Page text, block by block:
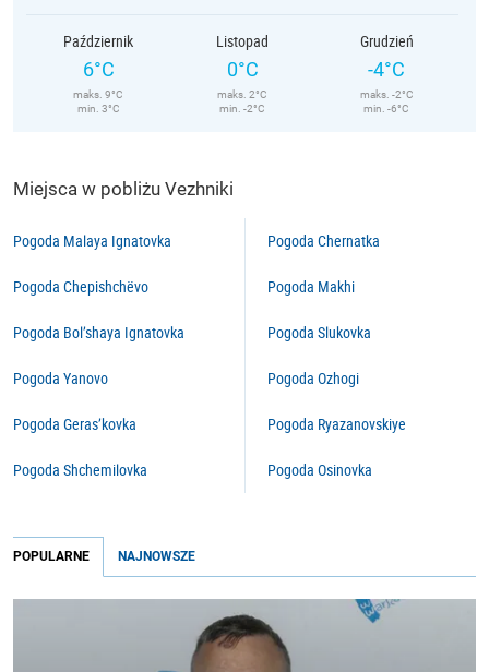
Październik
6°C
maks. 9°C
min. 3°C
Listopad
0°C
maks. 2°C
min. -2°C
Grudzień
-4°C
maks. -2°C
min. -6°C
Miejsca w pobliżu Vezhniki
Pogoda Malaya Ignatovka
Pogoda Chepishchëvo
Pogoda Bol’shaya Ignatovka
Pogoda Yanovo
Pogoda Geras’kovka
Pogoda Shchemilovka
Pogoda Chernatka
Pogoda Makhi
Pogoda Slukovka
Pogoda Ozhogi
Pogoda Ryazanovskiye
Pogoda Osinovka
POPULARNE NAJNOWSZE